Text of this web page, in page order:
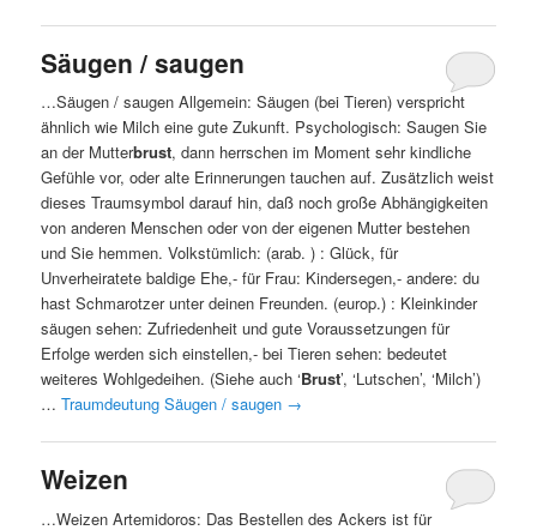
Säugen / saugen
…Säugen / saugen Allgemein: Säugen (bei Tieren) verspricht
ähnlich wie Milch eine gute Zukunft. Psychologisch: Saugen Sie
an der Mutterbrust, dann herrschen im Moment sehr kindliche
Gefühle vor, oder alte Erinnerungen tauchen auf. Zusätzlich weist
dieses Traumsymbol darauf hin, daß noch große Abhängigkeiten
von anderen Menschen oder von der eigenen Mutter bestehen
und Sie hemmen. Volkstümlich: (arab. ) : Glück, für
Unverheiratete baldige Ehe,- für Frau: Kindersegen,- andere: du
hast Schmarotzer unter deinen Freunden. (europ.) : Kleinkinder
säugen sehen: Zufriedenheit und gute Voraussetzungen für
Erfolge werden sich einstellen,- bei Tieren sehen: bedeutet
weiteres Wohlgedeihen. (Siehe auch ‘Brust’, ‘Lutschen’, ‘Milch’)
…Traumdeutung Säugen / saugen →
Weizen
…Weizen Artemidoros: Das Bestellen des Ackers ist für